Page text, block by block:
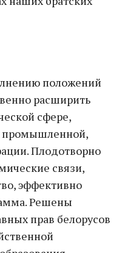
положений
расширить
сфере,
промышленной,
Плодотворно
связи,
эффективно
Решены
прав белорусов